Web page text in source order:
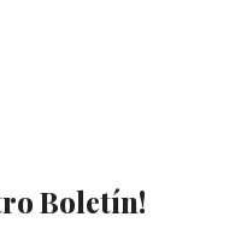
Boletín!